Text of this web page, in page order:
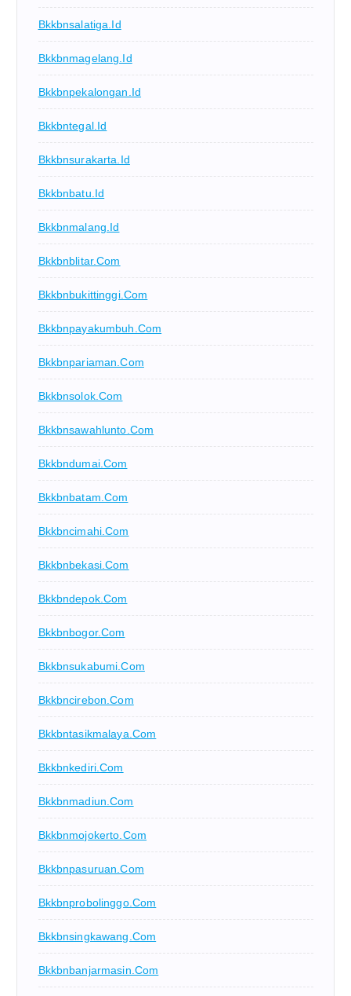
Bkkbnsalatiga.id
Bkkbnmagelang.id
Bkkbnpekalongan.id
Bkkbntegal.id
Bkkbnsurakarta.id
Bkkbnbatu.id
Bkkbnmalang.id
Bkkbnblitar.com
Bkkbnbukittinggi.com
Bkkbnpayakumbuh.com
Bkkbnpariaman.com
Bkkbnsolok.com
Bkkbnsawahlunto.com
Bkkbndumai.com
Bkkbnbatam.com
Bkkbncimahi.com
Bkkbnbekasi.com
Bkkbndepok.com
Bkkbnbogor.com
Bkkbnsukabumi.com
Bkkbncirebon.com
Bkkbntasikmalaya.com
Bkkbnkediri.com
Bkkbnmadiun.com
Bkkbnmojokerto.com
Bkkbnpasuruan.com
Bkkbnprobolinggo.com
Bkkbnsingkawang.com
Bkkbnbanjarmasin.com